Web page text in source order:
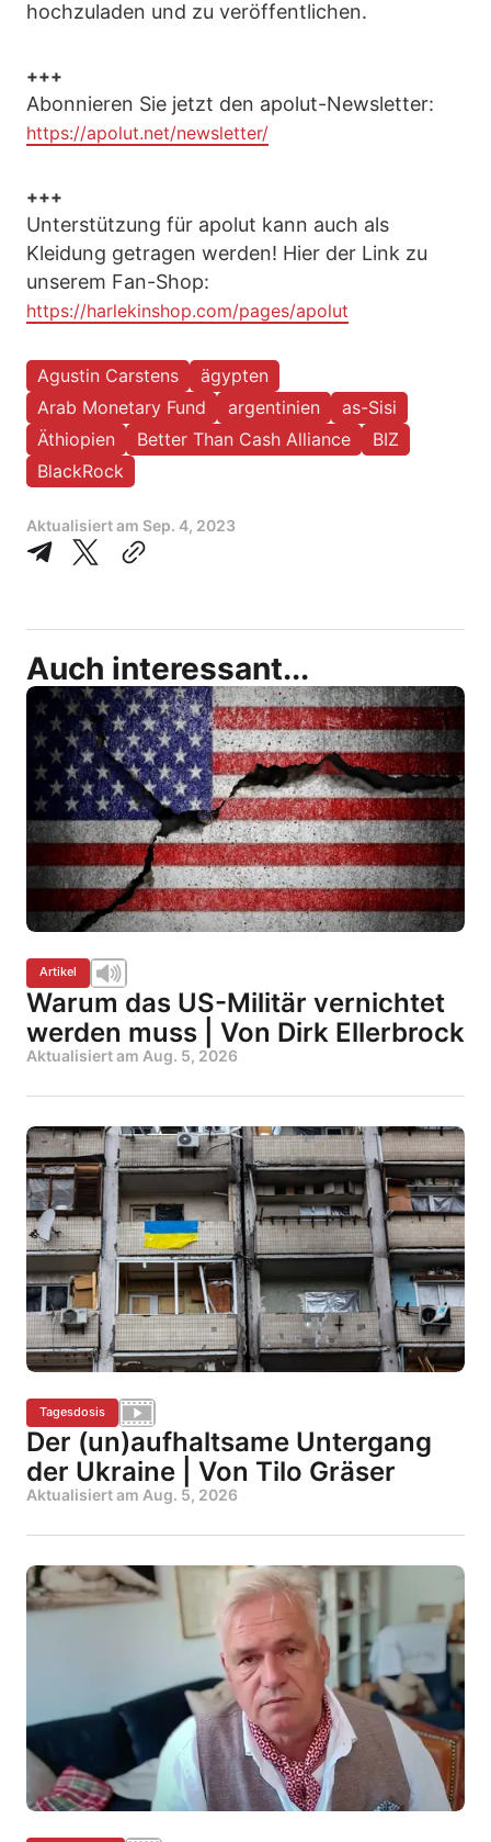
hochzuladen und zu veröffentlichen.
+++
Abonnieren Sie jetzt den apolut-Newsletter:
https://apolut.net/newsletter/
+++
Unterstützung für apolut kann auch als
Kleidung getragen werden! Hier der Link zu
unserem Fan-Shop:
https://harlekinshop.com/pages/apolut
Agustin Carstens
ägypten
Arab Monetary Fund
argentinien
as-Sisi
Äthiopien
Better Than Cash Alliance
BIZ
BlackRock
Aktualisiert am Sep. 4, 2023
Auch interessant...
Artikel
Warum das US-Militär vernichtet
werden muss | Von Dirk Ellerbrock
Aktualisiert am Aug. 5, 2026
Tagesdosis
Der (un)aufhaltsame Untergang
der Ukraine | Von Tilo Gräser
Aktualisiert am Aug. 5, 2026